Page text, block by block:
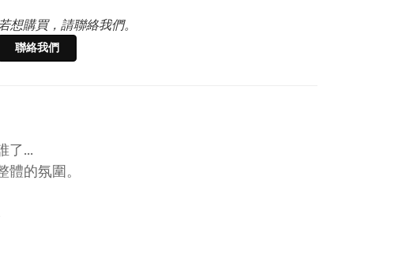
想購買，請聯絡我們。
聯絡我們
了...
的氛圍。